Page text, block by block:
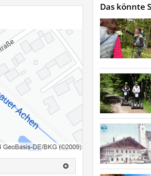
Das könnte